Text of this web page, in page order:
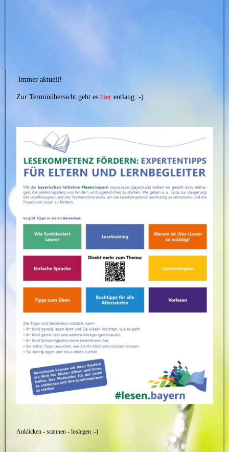
Immer aktuell!
Zur Terminübersicht geht eshier entlang :-)
Anklicken - scannen - loslegen :-)